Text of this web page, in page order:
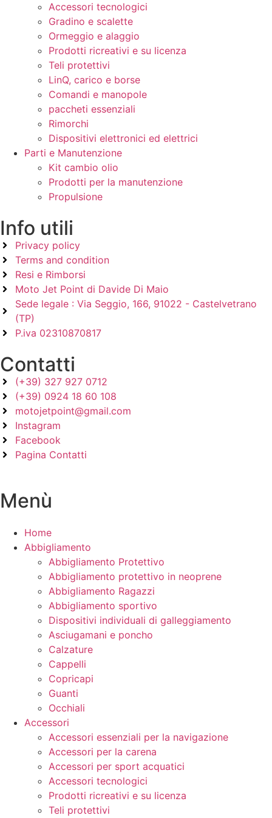
Accessori tecnologici
Gradino e scalette
Ormeggio e alaggio
Prodotti ricreativi e su licenza
Teli protettivi
LinQ, carico e borse
Comandi e manopole
paccheti essenziali
Rimorchi
Dispositivi elettronici ed elettrici
Parti e Manutenzione
Kit cambio olio
Prodotti per la manutenzione
Propulsione
Info utili
Privacy policy
Terms and condition
Resi e Rimborsi
Moto Jet Point di Davide Di Maio
Sede legale : Via Seggio, 166, 91022 - Castelvetrano
(TP)
P.iva 02310870817
Contatti
(+39) 327 927 0712
(+39) 0924 18 60 108
motojetpoint@gmail.com
Instagram
Facebook
Pagina Contatti
Menù
Home
Abbigliamento
Abbigliamento Protettivo
Abbigliamento protettivo in neoprene
Abbigliamento Ragazzi
Abbigliamento sportivo
Dispositivi individuali di galleggiamento
Asciugamani e poncho
Calzature
Cappelli
Copricapi
Guanti
Occhiali
Accessori
Accessori essenziali per la navigazione
Accessori per la carena
Accessori per sport acquatici
Accessori tecnologici
Prodotti ricreativi e su licenza
Teli protettivi